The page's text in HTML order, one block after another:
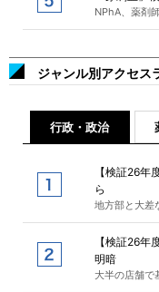
NPhA、薬剤
ジャンル別アクセス
行政・政治
【検証26
ら
地方部と大差
【検証26
明暗
大半の店舗で